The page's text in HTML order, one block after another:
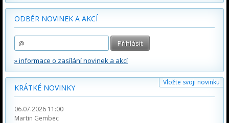
ODBĚR NOVINEK A AKCÍ
» informace o zasílání novinek a akcí
Vložte svoji novinku
KRÁTKÉ NOVINKY
06.07.2026 11:00
Martin Gembec